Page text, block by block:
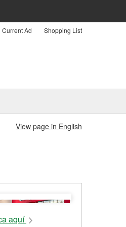
Current Ad Shopping List
View page in English
aquí